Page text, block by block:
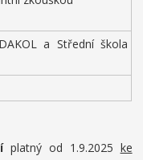
a Střední škola
platný od 1.9.2025 ke